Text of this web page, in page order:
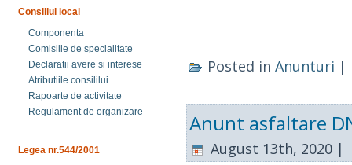
Consiliul local
Componenta
Comisiile de specialitate
Declaratii avere si interese
Atributiile consililui
Rapoarte de activitate
Regulament de organizare
Legea nr.544/2001
Posted in Anunturi |
Anunt asfaltare
August 13th, 2020 |